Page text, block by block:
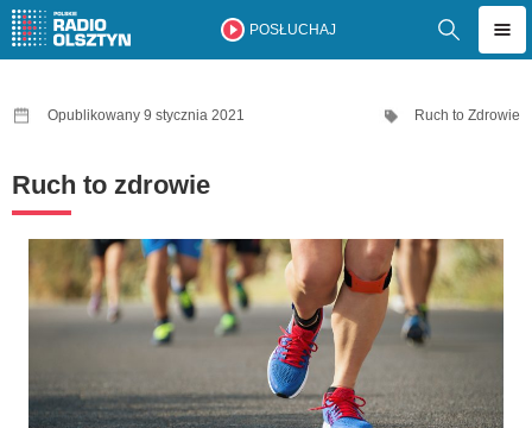
POSŁUCHAJ
Opublikowany 9 stycznia 2021 Ruch to Zdrowie
Ruch to zdrowie